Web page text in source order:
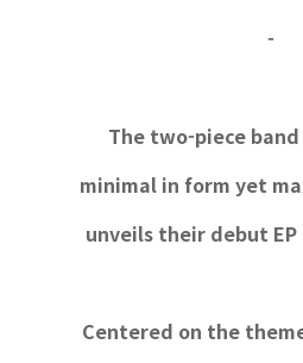
-
The two-piece band
minimal in form yet
unveils their debut EP
Centered on the